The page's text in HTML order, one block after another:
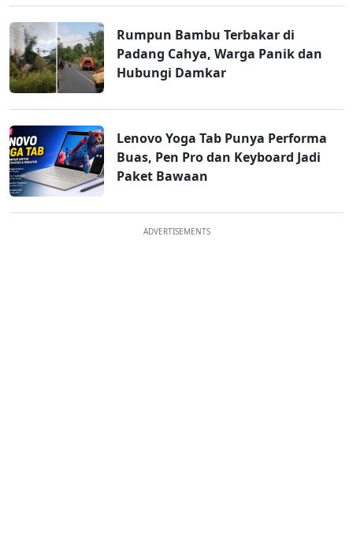
Rumpun Bambu Terbakar di
Padang Cahya, Warga Panik dan
Hubungi Damkar
Lenovo Yoga Tab Punya Performa
Buas, Pen Pro dan Keyboard Jadi
Paket Bawaan
ADVERTISEMENTS